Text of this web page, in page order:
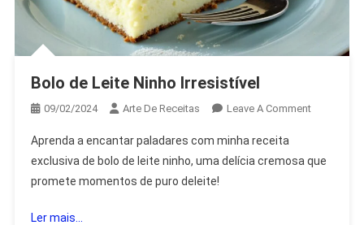
Bolo de Leite Ninho Irresistível
09/02/2024 Arte De Receitas Leave A CommentOn
Leite
Aprenda a encantar paladares com minha receita
exclusiva de bolo de leite ninho, uma delícia cremosa que
promete momentos de puro deleite!
Ler mais...